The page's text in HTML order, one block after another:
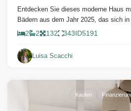
Entdecken Sie dieses moderne Haus
Bädern aus dem Jahr 2025, das sich in
2 2 132 343ID5191
Luisa Scacchi
Puerto
Kaufen